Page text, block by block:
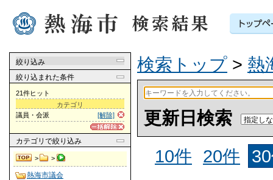
絞り込み
絞り込まれた条件
21件ヒット
カテゴリ
[解除]
議員・会派
カテゴリ で絞り込み
> >
熱海市議会
検索トップ > 熱
更新日検索
10件
20件